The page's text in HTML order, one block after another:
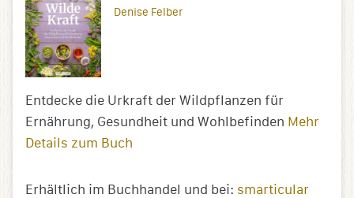
Denise Felber
Entdecke die Urkraft der Wildpflanzen für
Ernährung, Gesundheit und Wohlbefinden Mehr
Details zum Buch
Erhältlich im Buchhandel und bei: smarticular